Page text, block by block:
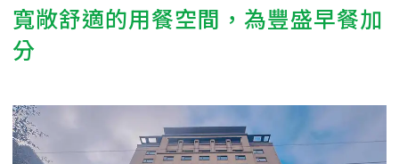
寬敞舒適的用餐空間，為豐盛早餐加
分